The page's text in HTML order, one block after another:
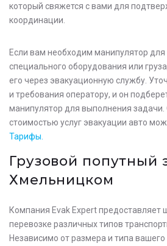
который свяжется с вами для
координации.
Если вам необходим манипулятор для
специального оборудования или
его через эвакуационную службу.
и требования оператору, и он
манипулятор для выполнения задачи.
стоимостью услуг эвакуации авто
Тарифы.
Грузовой попутный
Хмельницком
Компания Evak Expert предоставляет
перевозке различных типов
Независимо от размера и типа вашего
Оставьте заявку
стоимости